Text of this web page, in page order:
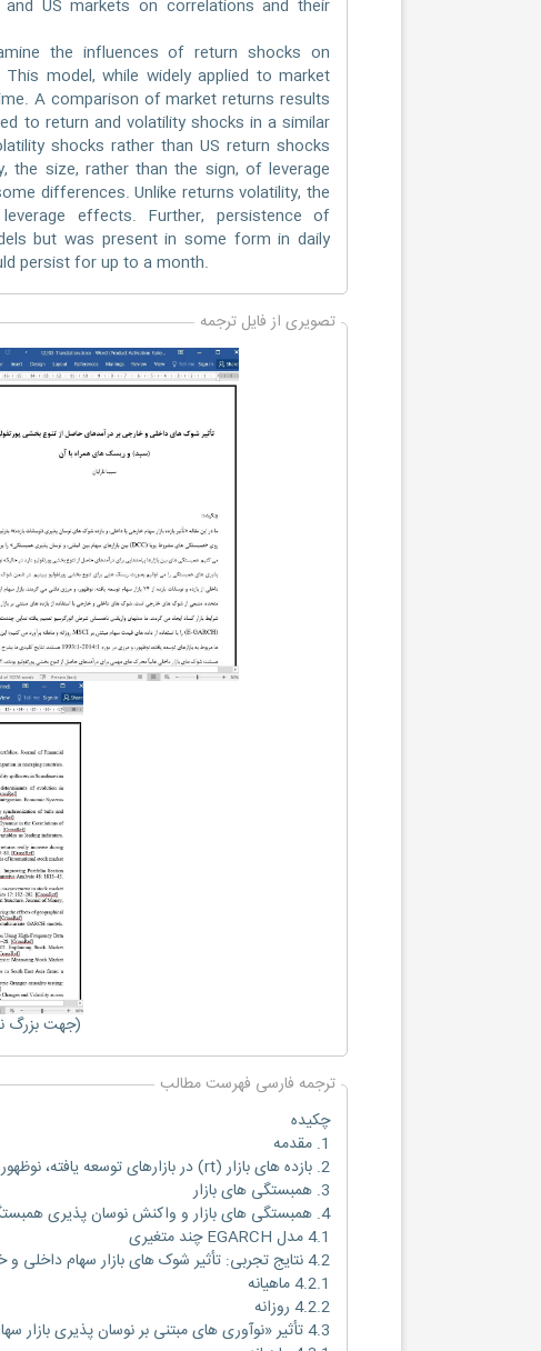
US markets on correlations and their
the influences of return shocks on
model, while widely applied to market
A comparison of market returns results
to return and volatility shocks in a similar
shocks rather than US return shocks
the size, rather than the sign, of leverage
differences. Unlike returns volatility, the
effects. Further, persistence of
but was present in some form in daily
persist for up to a month.
تصویری از فایل ترجمه
(جهت بزرگ
ترجمه فارسی فهرست مطالب
چکیده
1. مقدمه
2. بازده های بازار (rt) در بازارهای توسعه یافته، نوظهور و مرزی
3. همبستگی های بازار
4. همبستگی های بازار و واکنش نوسان پذیری همبستگی به شوک های داخلی و خارجی
4.1 مدل EGARCH چند متغیری
4.2 نتایج تجربی: تأثیر شوک های بازار سهام داخلی و خارجی بر روی همبستگی ها (معادله (1))
4.2.1 ماهیانه
4.2.2 روزانه
4.3 تأثیر «نوآوری های مبتنی بر نوسان پذیری بازار سهام داخلی و خارجی» بر روی «نوسان پذیری همبستگی» (معادله (4))